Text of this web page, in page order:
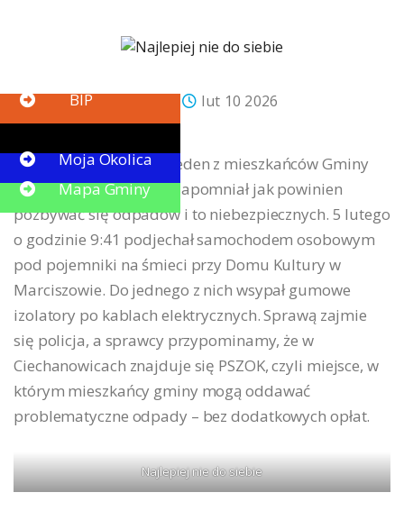
Paweł Truszczyński
lut 10 2026
Aktualności
Najprawdopodobniej jeden z mieszkańców Gminy
Marciszów ewidentnie zapomniał jak powinien
pozbywać się odpadów i to niebezpiecznych. 5 lutego
o godzinie 9:41 podjechał samochodem osobowym
pod pojemniki na śmieci przy Domu Kultury w
Marciszowie. Do jednego z nich wsypał gumowe
izolatory po kablach elektrycznych. Sprawą zajmie
się policja, a sprawcy przypominamy, że w
Ciechanowicach znajduje się PSZOK, czyli miejsce, w
którym mieszkańcy gminy mogą oddawać
problematyczne odpady – bez dodatkowych opłat.
Najlepiej nie do siebie
BIP
Button
Moja Okolica
Mapa Gminy